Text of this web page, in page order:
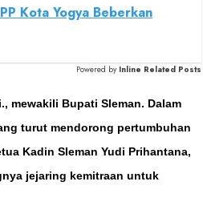
Kota Yogya Beberkan
Powered by Inline Related Posts
mewakili Bupati Sleman. Dalam
turut mendorong pertumbuhan
Kadin Sleman Yudi Prihantana,
jejaring kemitraan untuk